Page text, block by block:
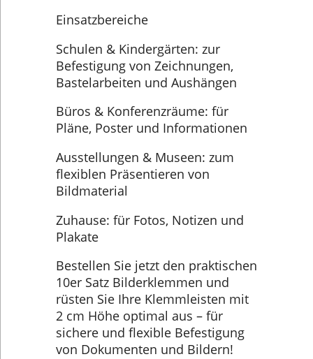
Einsatzbereiche
Schulen & Kindergärten: zur
Befestigung von Zeichnungen,
Bastelarbeiten und Aushängen
Büros & Konferenzräume: für
Pläne, Poster und Informationen
Ausstellungen & Museen: zum
flexiblen Präsentieren von
Bildmaterial
Zuhause: für Fotos, Notizen und
Plakate
Bestellen Sie jetzt den praktischen
10er Satz Bilderklemmen und
rüsten Sie Ihre Klemmleisten mit
2 cm Höhe optimal aus – für
sichere und flexible Befestigung
von Dokumenten und Bildern!